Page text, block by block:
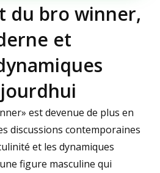
du bro winner,
et
est devenue de plus en
discussions contemporaines
et les dynamiques
figure masculine qui